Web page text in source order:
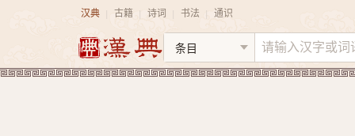
汉典 古籍 诗词 书法 通识